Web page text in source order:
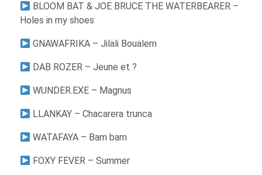
BLOOM BAT & JOE BRUCE THE WATERBEARER –
Holes in my shoes
GNAWAFRIKA – Jilali Boualem
DAB ROZER – Jeune et ?
WUNDER.EXE – Magnus
LLANKAY – Chacarera trunca
WATAFAYA – Bam bam
FOXY FEVER – Summer